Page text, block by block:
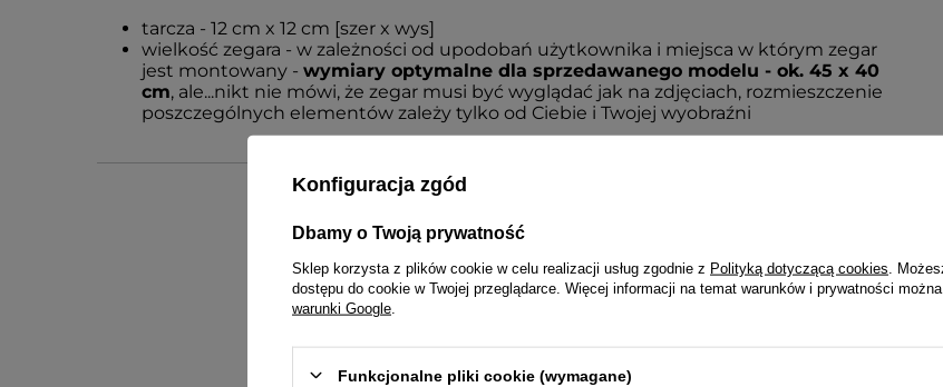
tarcza - 12 cm x 12 cm [szer x wys]
wielkość zegara - w zależności od upodobań użytkownika i miejsca w którym zegar
jest montowany - wymiary optymalne dla sprzedawanego modelu - ok. 45 x 40
cm, ale...nikt nie mówi, że zegar musi być wyglądać jak na zdjęciach, rozmieszczenie
poszczególnych elementów zależy tylko od Ciebie i Twojej wyobraźni
dowód zakupu (paragon lub fakturę VAT)
2-letnią kartę gwarancyjną
instrukcję obsługi w języku polskim (dotyczy modeli
Konfiguracja zgód
Dbamy o Twoją prywatność
Sklep korzysta z plików cookie w celu realizacji usług zgodnie z Polityką dotyczącą cookies .
dostępu do cookie w Twojej przeglądarce. Więcej informacji na temat warunków i prywatności
warunki Google
Funkcjonalne pliki cookie (wymagane)